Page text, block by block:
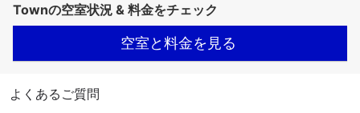
Townの空室状況 & 料金をチェック
空室と料金を見る
よくあるご質問